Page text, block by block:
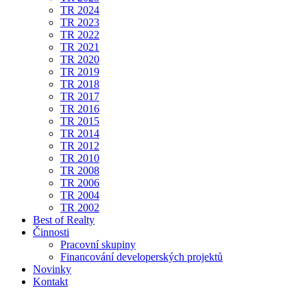
TR 2024
TR 2023
TR 2022
TR 2021
TR 2020
TR 2019
TR 2018
TR 2017
TR 2016
TR 2015
TR 2014
TR 2012
TR 2010
TR 2008
TR 2006
TR 2004
TR 2002
Best of Realty
Činnosti
Pracovní skupiny
Financování developerských projektů
Novinky
Kontakt